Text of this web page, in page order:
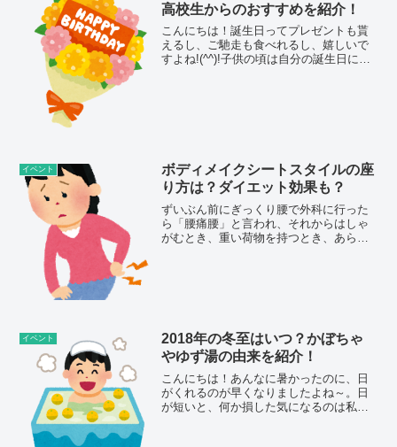
高校生からのおすすめを紹介！
こんにちは！誕生日ってプレゼントも貰
えるし、ご馳走も食べれるし、嬉しいで
すよね!(^^)!子供の頃は自分の誕生日にお
イベント
ボディメイクシートスタイルの座
り方は？ダイエット効果も？
ずいぶん前にぎっくり腰で外科に行った
ら「腰痛腰」と言われ、それからはしゃ
がむとき、重い荷物を持つとき、あらゆ
イベント
2018年の冬至はいつ？かぼちゃ
やゆず湯の由来を紹介！
こんにちは！あんなに暑かったのに、日
がくれるのが早くなりましたよね～。日
が短いと、何か損した気になるのは私だ